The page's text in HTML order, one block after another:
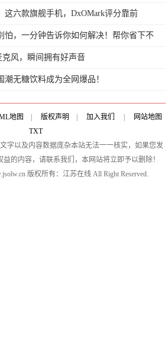
这六款旗舰手机，DxOMark评分靠前
怕，一分钟告诉你如何解决！帮你省下不
风，瞬间拥有好声音
无糖饮料成为全网爆品！
地图 版权声明 加入我们
网站地图
TXT
字以及内容数据庞杂本站无法一一核实，如果您发
的内容，请联系我们，本网站将立即予以删除！
版权所有：江苏在线 All Right Reserved.